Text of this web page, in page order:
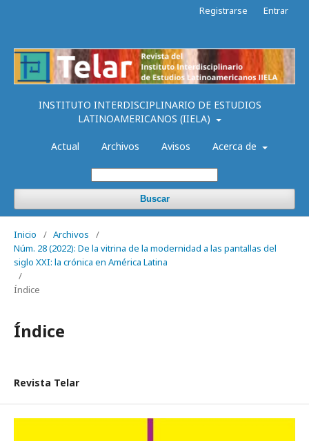
INSTITUTO INTERDISCIPLINARIO DE ESTUDIOS
LATINOAMERICANOS (IIELA)
Actual Archivos Avisos Acerca de
Buscar
Registrarse Entrar
Inicio / Archivos
/
Núm. 28 (2022): De la vitrina de la modernidad a las pantallas del
siglo XXI: la crónica en América Latina
/
Índice
Índice
Revista Telar